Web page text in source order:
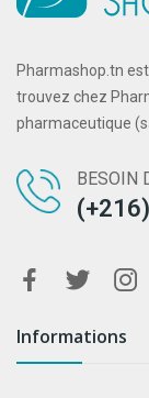
Pharmashop.tn
trouvez chez
pharmaceutique
BESOIN
Informations